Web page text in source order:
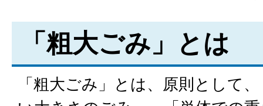
「粗大ごみ」とは
「粗大ごみ」とは、原則として